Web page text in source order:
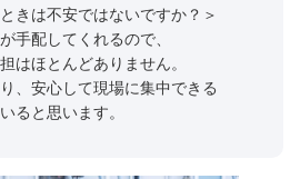
きは不安ではないですか？＞
手配してくれるので、
はほとんどありません。
、安心して現場に集中できる
ると思います。